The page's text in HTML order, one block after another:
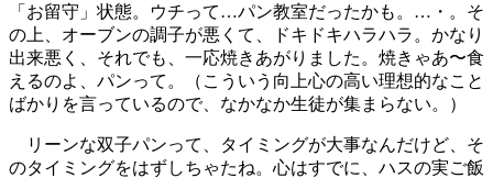
「お留守」状態。ウチって…パン教室だったかも。…・。そ
の上、オーブンの調子が悪くて、ドキドキハラハラ。かなり
出来悪く、それでも、一応焼きあがりました。焼きゃあ〜食
えるのよ、パンって。（こういう向上心の高い理想的なこと
ばかりを言っているので、なかなか生徒が集まらない。）
リーンな双子パンって、タイミングが大事なんだけど、そ
のタイミングをはずしちゃたね。心はすでに、ハスの実ご飯